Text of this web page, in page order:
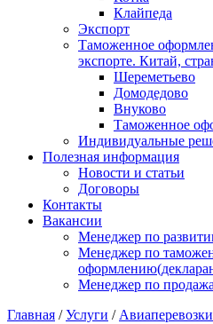
Клайпеда
Экспорт
Таможенное
экспорте. Китай,
Шереметьево
Домодедово
Внуково
Таможенное
Индивидуальные
Полезная информация
Новости и статьи
Договоры
Контакты
Вакансии
Менеджер по
Менеджер по
Менеджер по
Главная /Услуги / Авиаперевозки